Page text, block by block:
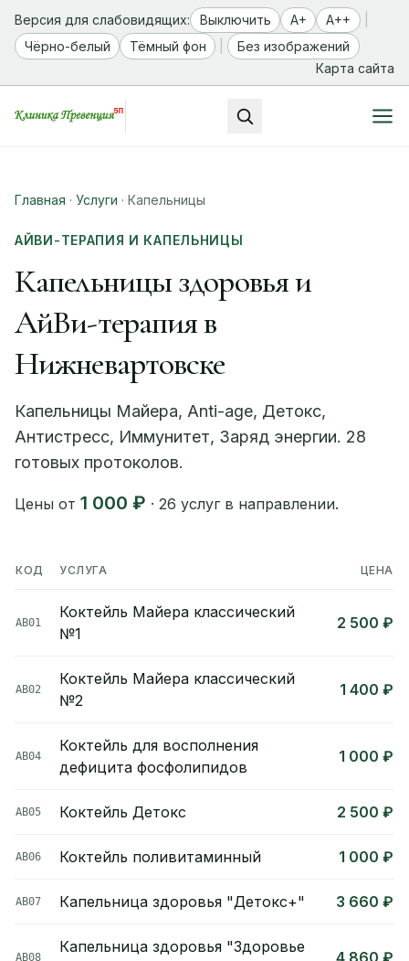
Версия для слабовидящих: Выключить A+ A++
Чёрно-белый
Тёмный фон
Без изображений
Карта сайта
Главная · Услуги · Капельницы
АЙВИ-ТЕРАПИЯ И КАПЕЛЬНИЦЫ
Капельницы здоровья и
АйВи-терапия в
Нижневартовске
Капельницы Майера, Anti-age, Детокс,
Антистресс, Иммунитет, Заряд энергии. 28
готовых протоколов.
Цены от 1 000 ₽ · 26 услуг в направлении.
КОД УСЛУГА ЦЕНА
АВ01
Коктейль Майера классический
№1
2 500 ₽
АВ02
Коктейль Майера классический
№2
1 400 ₽
АВ04
Коктейль для восполнения
дефицита фосфолипидов
1 000 ₽
АВ05 Коктейль Детокс 2 500 ₽
АВ06 Коктейль поливитаминный 1 000 ₽
АВ07 Капельница здоровья "Детокс+" 3 660 ₽
АВ08
Капельница здоровья "Здоровье
4 860 ₽